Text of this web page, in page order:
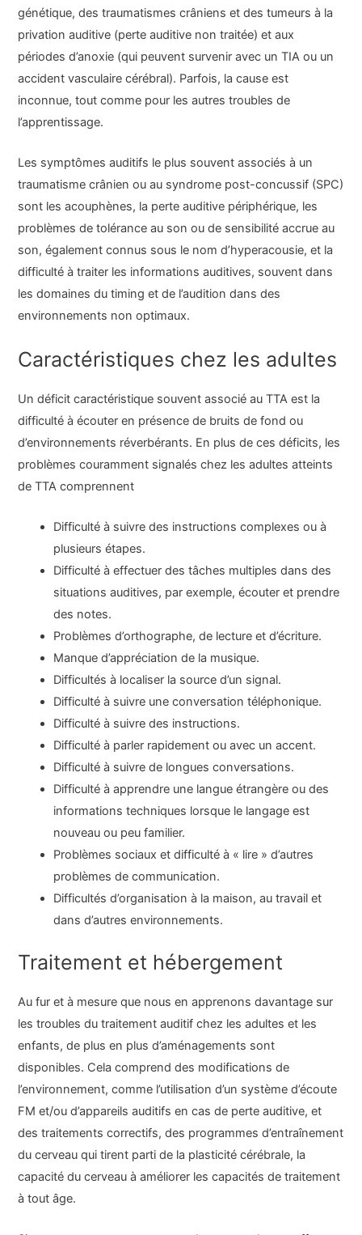
génétique, des traumatismes crâniens et des tumeurs à la
privation auditive (perte auditive non traitée) et aux
périodes d’anoxie (qui peuvent survenir avec un TIA ou un
accident vasculaire cérébral). Parfois, la cause est
inconnue, tout comme pour les autres troubles de
l’apprentissage.
Les symptômes auditifs le plus souvent associés à un
traumatisme crânien ou au syndrome post-concussif (SPC)
sont les acouphènes, la perte auditive périphérique, les
problèmes de tolérance au son ou de sensibilité accrue au
son, également connus sous le nom d’hyperacousie, et la
difficulté à traiter les informations auditives, souvent dans
les domaines du timing et de l’audition dans des
environnements non optimaux.
Caractéristiques chez les adultes
Un déficit caractéristique souvent associé au TTA est la
difficulté à écouter en présence de bruits de fond ou
d’environnements réverbérants. En plus de ces déficits, les
problèmes couramment signalés chez les adultes atteints
de TTA comprennent
Difficulté à suivre des instructions complexes ou à
plusieurs étapes.
Difficulté à effectuer des tâches multiples dans des
situations auditives, par exemple, écouter et prendre
des notes.
Problèmes d’orthographe, de lecture et d’écriture.
Manque d’appréciation de la musique.
Difficultés à localiser la source d’un signal.
Difficulté à suivre une conversation téléphonique.
Difficulté à suivre des instructions.
Difficulté à parler rapidement ou avec un accent.
Difficulté à suivre de longues conversations.
Difficulté à apprendre une langue étrangère ou des
informations techniques lorsque le langage est
nouveau ou peu familier.
Problèmes sociaux et difficulté à « lire » d’autres
problèmes de communication.
Difficultés d’organisation à la maison, au travail et
dans d’autres environnements.
Traitement et hébergement
Au fur et à mesure que nous en apprenons davantage sur
les troubles du traitement auditif chez les adultes et les
enfants, de plus en plus d’aménagements sont
disponibles. Cela comprend des modifications de
l’environnement, comme l’utilisation d’un système d’écoute
FM et/ou d’appareils auditifs en cas de perte auditive, et
des traitements correctifs, des programmes d’entraînement
du cerveau qui tirent parti de la plasticité cérébrale, la
capacité du cerveau à améliorer les capacités de traitement
à tout âge.